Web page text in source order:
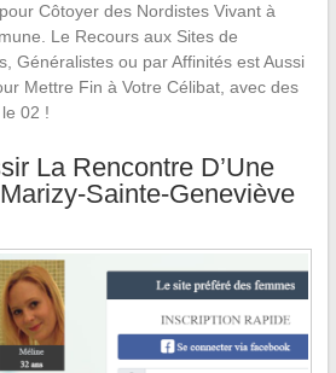
Côtoyer des Nordistes Vivant à
Le Recours aux Sites de
Généralistes ou par Affinités est Aussi
Mettre Fin à Votre Célibat, avec des
02 !
La Rencontre D’Une
Sainte-Geneviève